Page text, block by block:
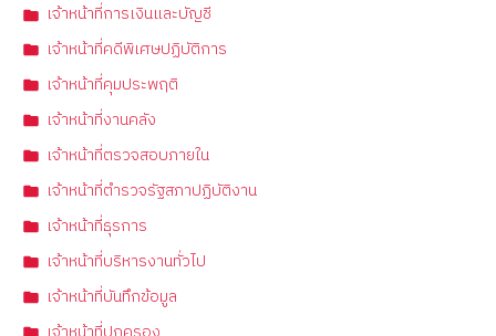
เจ้าหน้าที่การเงินและบัญชี
เจ้าหน้าที่คดีพิเศษปฏิบัติการ
เจ้าหน้าที่คุมประพฤติ
เจ้าหน้าที่งานคลัง
เจ้าหน้าที่ตรวจสอบภายใน
เจ้าหน้าที่ตำรวจรัฐสภาปฏิบัติงาน
เจ้าหน้าที่ธุรการ
เจ้าหน้าที่บริหารงานทั่วไป
เจ้าหน้าที่บันทึกข้อมูล